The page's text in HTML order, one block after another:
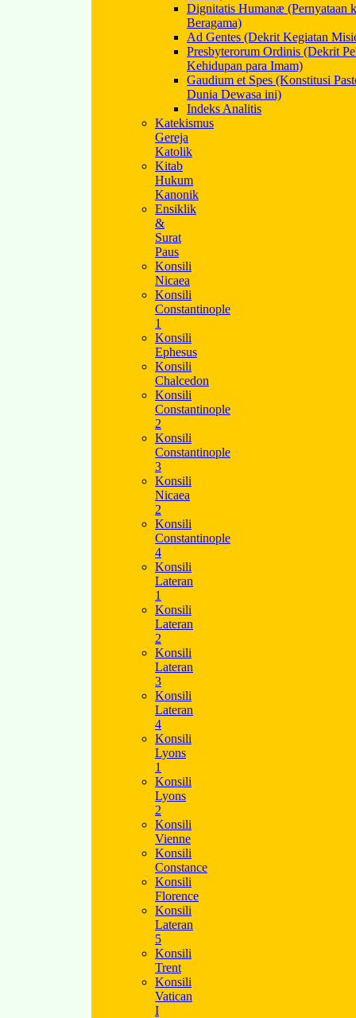
Dignitatis Humanæ (Pernyataan
Beragama)
Ad Gentes (Dekrit Kegiatan
Presbyterorum Ordinis (Dekrit
Kehidupan para Imam)
Gaudium et Spes (Konstitusi
Dunia Dewasa ini)
Indeks Analitis
Katekismus
Gereja
Katolik
Kitab
Hukum
Kanonik
Ensiklik
&
Surat
Paus
Konsili
Nicaea
Konsili
Constantinople
1
Konsili
Ephesus
Konsili
Chalcedon
Konsili
Constantinople
2
Konsili
Constantinople
3
Konsili
Nicaea
2
Konsili
Constantinople
4
Konsili
Lateran
1
Konsili
Lateran
2
Konsili
Lateran
3
Konsili
Lateran
4
Konsili
Lyons
1
Konsili
Lyons
2
Konsili
Vienne
Konsili
Constance
Konsili
Florence
Konsili
Lateran
5
Konsili
Trent
Konsili
Vatican
I